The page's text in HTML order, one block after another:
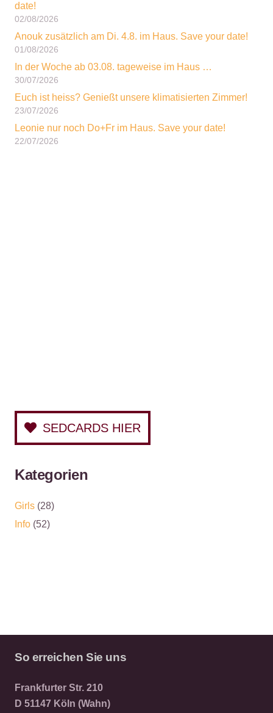
date!
02/08/2026
Anouk zusätzlich am Di. 4.8. im Haus. Save your date!
01/08/2026
In der Woche ab 03.08. tageweise im Haus …
30/07/2026
Euch ist heiss? Genießt unsere klimatisierten Zimmer!
23/07/2026
Leonie nur noch Do+Fr im Haus. Save your date!
22/07/2026
SEDCARDS HIER
Kategorien
Girls (28)
Info (52)
So erreichen Sie uns
Frankfurter Str. 210
D 51147 Köln (Wahn)